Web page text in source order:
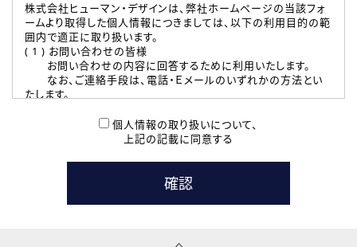
株式会社ヒューマン・デザインは、弊社ホームページの当該フォ
ームより取得した個人情報につきましては、以下の利用目的の範
囲内で適正に取り扱います。
( 1 ) お問い合わせの皆様
お問い合わせの内容に回答するために利用いたします。
なお、ご連絡手段は、電話・Ｅメールのいずれかの方法とい
たします。
本登録に関するご連絡および本登録時の参考情報として利
たします。
( 3 ) スタッフ派遣を検討されている企業の皆様
お問い合わせの内容に回答するために利用いたします。
なお、ご連絡手段は、電話・Ｅメールのいずれかの方法とい
個人情報の取り扱いについて、
上記の記載に同意する